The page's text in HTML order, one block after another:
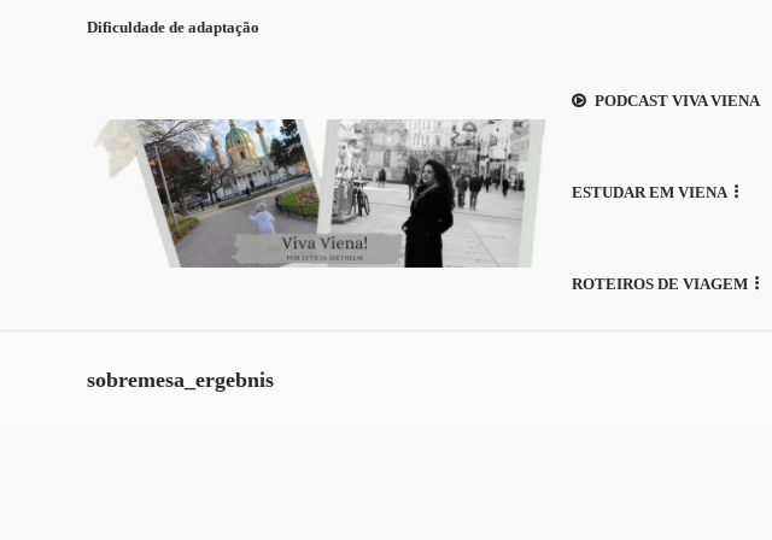
Dificuldade de adaptação
PODCAST VIVA VIENA
ESTUDAR EM VIENA
ROTEIROS DE VIAGEM
sobremesa_ergebnis